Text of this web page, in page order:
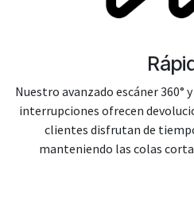
Nuestro avanzado escáner 360°
interrupciones ofrecen
clientes disfrutan de
manteniendo las colas